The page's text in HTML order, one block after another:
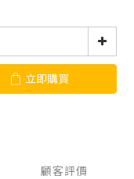
立即購買
顧客評價